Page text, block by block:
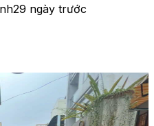
29 ngày trước